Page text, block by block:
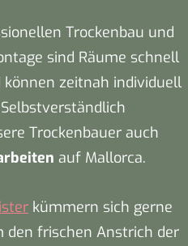
Trockenbau und
sind Räume schnell
zeitnah individuell
Trockenbauer auch
auf Mallorca.
kümmern sich gerne
den frischen Anstrich der